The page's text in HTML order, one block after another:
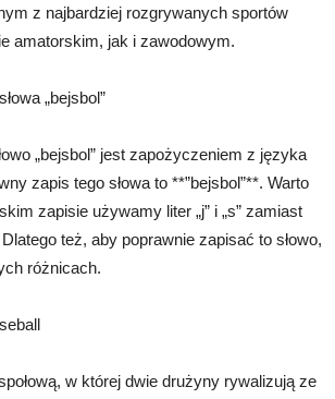
z najbardziej rozgrywanych sportów
amatorskim, jak i zawodowym.
„bejsbol”
„bejsbol” jest zapożyczeniem z języka
zapis tego słowa to **”bejsbol”**. Warto
zapisie używamy liter „j” i „s” zamiast
Dlatego też, aby poprawnie zapisać to słowo,
różnicach.
w której dwie drużyny rywalizują ze